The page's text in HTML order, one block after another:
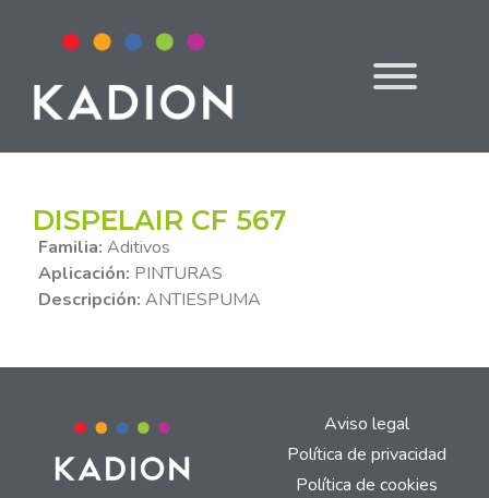
DISPELAIR CF 567
Familia: Aditivos
Aplicación: PINTURAS
Descripción: ANTIESPUMA
Aviso legal
Política de privacidad
Política de cookies